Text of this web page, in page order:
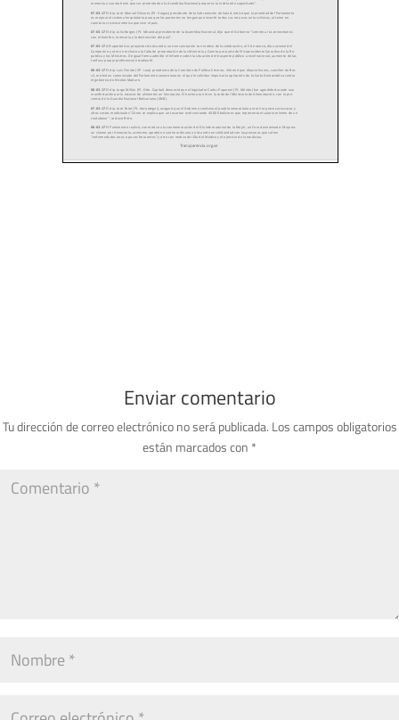
Enviar comentario
Tu dirección de correo electrónico no será publicada. Los campos obligatorios
están marcados con *